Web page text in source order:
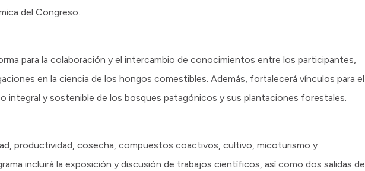
del Congreso.
para la colaboración y el intercambio de conocimientos entre los participantes,
en la ciencia de los hongos comestibles. Además, fortalecerá vínculos para el
integral y sostenible de los bosques patagónicos y sus plantaciones forestales.
productividad, cosecha, compuestos coactivos, cultivo, micoturismo y
incluirá la exposición y discusión de trabajos científicos, así como dos salidas de